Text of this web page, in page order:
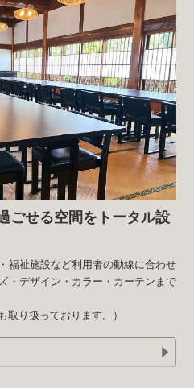
ごせる空間を トータル設
福祉施設など利用者の動線に合わせ
・デザイン・カラー・カーテンまで
取り扱っております。）